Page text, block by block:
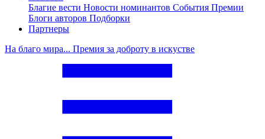
Благие вести Новости номинантов События Премии
Блоги авторов Подборки
Партнеры
На благо мира... Премия за доброту в искустве